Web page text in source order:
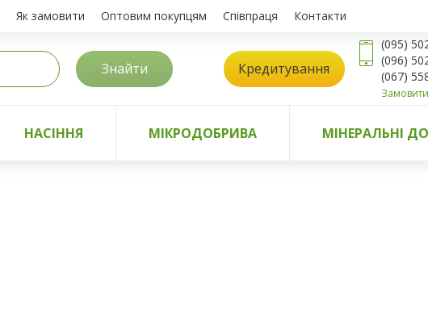
Як замовити Оптовим покупцям Співпраця Контакти
Знайти Кредитування
(095)
(096)
(067)
НАСІННЯ МІКРОДОБРИВА МІНЕРАЛЬНІ